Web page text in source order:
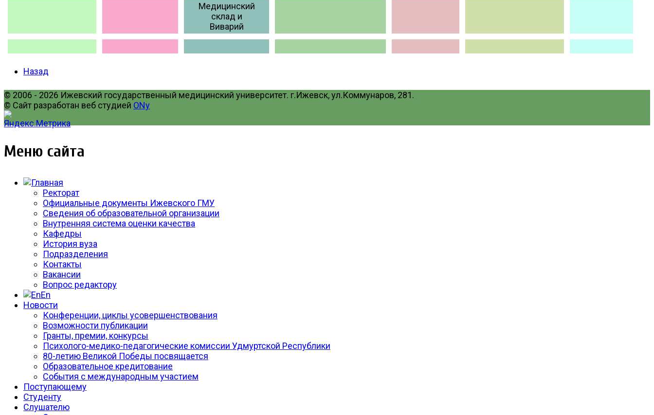
Медицинский
склад и
Виварий
Назад
© 2006 - 2026 Ижевский государственный медицинский университет. г.Ижевск, ул.Коммунаров, 281.
© Сайт разработан веб студией ONy
Меню сайта
Ректорат
Официальные документы Ижевского ГМУ
Сведения об образовательной организации
Внутренняя система оценки качества
Кафедры
История вуза
Подразделения
Контакты
Вакансии
Вопрос редактору
En
Новости
Конференции, циклы усовершенствования
Возможности публикации
Гранты, премии, конкурсы
Психолого-медико-педагогические комиссии Удмуртской Республики
80-летию Великой Победы посвящается
Образовательное кредитование
События с международным участием
Поступающему
Студенту
Слушателю